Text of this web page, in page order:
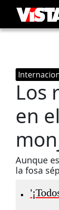
Los
en
Aunque
la fosa
•